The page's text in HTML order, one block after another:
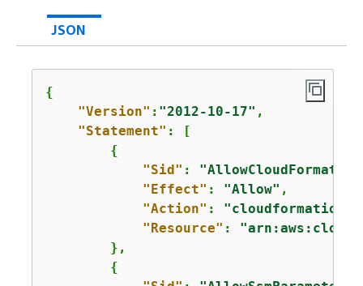
JSON
{
"Version" : "2012-10-17" ,
"Statement" : [
{
"Sid" :
"Effect" : "Allow" ,
"Action" :
"Resource" :
        },
{